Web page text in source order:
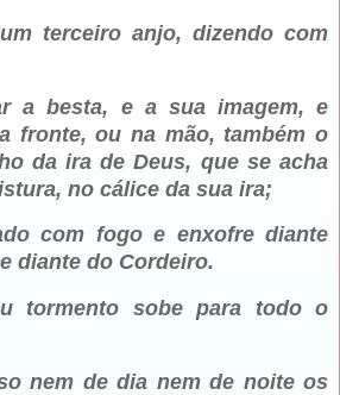
terceiro anjo, dizendo com
a besta, e a sua imagem, e
fronte, ou na mão, também o
da ira de Deus, que se acha
no cálice da sua ira;
com fogo e enxofre diante
diante do Cordeiro.
tormento sobe para todo o
nem de dia nem de noite os